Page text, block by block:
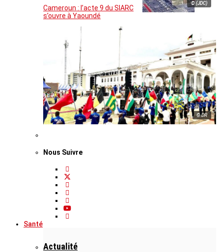
© (JDC)
Cameroun : l’acte 9 du SIARC
s’ouvre à Yaoundé
© DR
Nous Suivre
Santé
Actualité